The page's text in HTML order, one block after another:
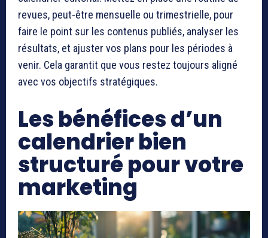
revues, peut-être mensuelle ou trimestrielle, pour
faire le point sur les contenus publiés, analyser les
résultats, et ajuster vos plans pour les périodes à
venir. Cela garantit que vous restez toujours aligné
avec vos objectifs stratégiques.
Les bénéfices d’un
calendrier bien
structuré pour votre
marketing